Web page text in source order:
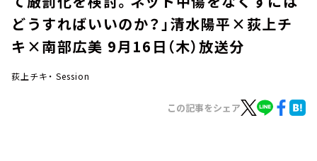
今日の番組表
どうすればいいのか？」清水陽平×荻上チ
キ×南部広美 9月16日（木）放送分
荻上チキ・ Session
この記事をシェア